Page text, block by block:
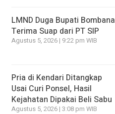
LMND Duga Bupati Bombana
Terima Suap dari PT SIP
Agustus 5, 2026 | 9:22 pm WIB
Pria di Kendari Ditangkap
Usai Curi Ponsel, Hasil
Kejahatan Dipakai Beli Sabu
Agustus 5, 2026 | 3:08 pm WIB